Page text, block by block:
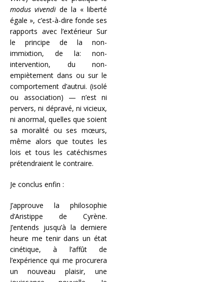
modus vivendi de la « liberté
égale », c’est-à-dire fonde ses
rapports avec l’extérieur Sur
le principe de la non-
immixtion, de la: non-
intervention, du non-
empiètement dans ou sur le
comportement d’autrui. (isolé
ou association) — n’est ni
pervers, ni dépravé, ni vicieux,
ni anormal, quelles que soient
sa moralité ou ses mœurs,
même alors que toutes les
lois et tous les catéchismes
prétendraient le contraire.
Je conclus enfin :
J’approuve la philosophie
d’Aristippe de Cyrène.
J’entends jusqu’à la derniere
heure me tenir dans un état
cinétique, à l’affût de
l’expérience qui me procurera
un nouveau plaisir, une